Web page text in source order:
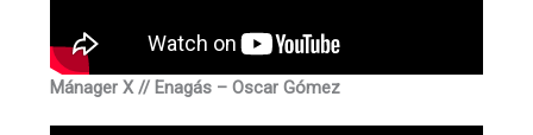
Mánager X // Enagás – Oscar Gómez